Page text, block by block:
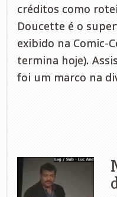
créditos como
Doucette é o
exibido na Comic-
termina hoje).
foi um marco na